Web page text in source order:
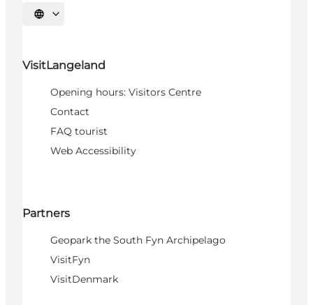
Select language
VisitLangeland
Opening hours: Visitors Centre
Contact
FAQ tourist
Web Accessibility
Partners
Geopark the South Fyn Archipelago
VisitFyn
VisitDenmark